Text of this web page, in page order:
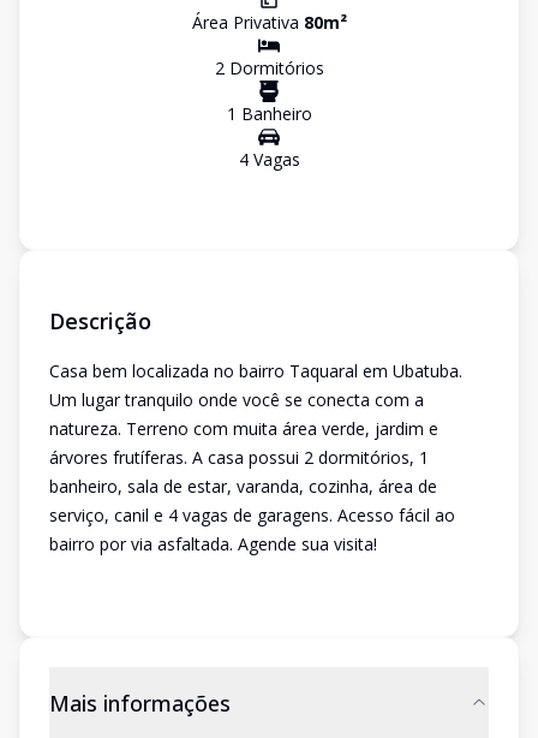
Área Privativa 80m²
2Dormitórios
1 Banheiro
4Vagas
Descrição
Casa bem localizada no bairro Taquaral em Ubatuba.
Um lugar tranquilo onde você se conecta com a
natureza. Terreno com muita área verde, jardim e
árvores frutíferas. A casa possui 2 dormitórios, 1
banheiro, sala de estar, varanda, cozinha, área de
serviço, canil e 4 vagas de garagens. Acesso fácil ao
bairro por via asfaltada. Agende sua visita!
Mais informações